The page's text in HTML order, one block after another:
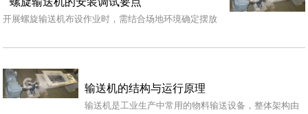
开展螺旋输送机布设作业时，需结合场地环境确定摆放
输送机的结构与运行原理
输送机是工业生产中常用的物料输送设备，整体架构由